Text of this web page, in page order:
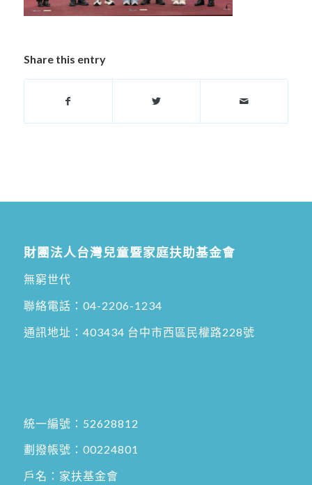
Share this entry
財團法人台灣兒童暨家庭扶助基金會
無窮世代
聯絡電話： 04-2206-1234
通訊地址： 403434 台中市西區民權路228號
統一編號：52628812
劃撥帳號：00224801
戶名：家扶基金會